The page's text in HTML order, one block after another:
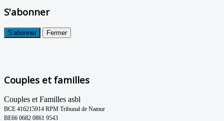
S'abonner
S'abonner Fermer
Couples et familles
Couples et Familles asbl
BCE 416215914 RPM Tribunal de Namur
BE66 0682 0861 9543